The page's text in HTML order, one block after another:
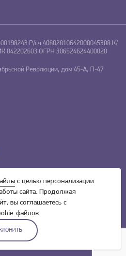
Р/сч 40802810642000045388 К/
042202603 ОГРН 306524624400020
Революции, дом 45-А, П-47
свое согласие на обработку
cполитикой
с целью персонализации
сайта. Продолжая
вы соглашаетесь с
файлов.